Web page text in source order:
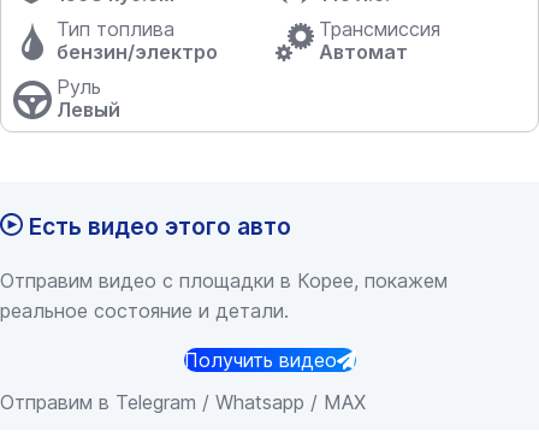
Тип топлива
бензин/электро
Трансмиссия
Автомат
Руль
Левый
Есть видео этого авто
Отправим видео с площадки в Корее, покажем
реальное состояние и детали.
Получить видео
Отправим в Telegram / Whatsapp / MAX